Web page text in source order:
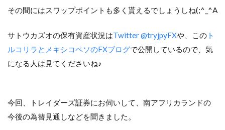
その間にはスワップポイントも多く貰えるでしょうしね(;^_^A
サトウカズオの保有資産状況はTwitter @tryjpyFXや、この ト
ルコリラとメキシコペソのFXブログで公開しているので、気
になる人は見てくださいね♪
今回、トレイダーズ証券にお伺いして、南アフリカランドの
今後の為替見通しなどを聞きました。